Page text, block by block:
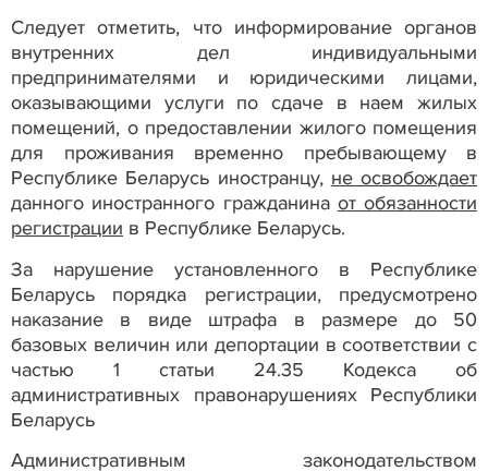
Следует отметить, что информирование органов
внутренних дел индивидуальными
предпринимателями и юридическими лицами,
оказывающими услуги по сдаче в наем жилых
помещений, о предоставлении жилого помещения
для проживания временно пребывающему в
Республике Беларусь иностранцу, не освобождает
данного иностранного гражданина от обязанности
регистрации в Республике Беларусь.
За нарушение установленного в Республике
Беларусь порядка регистрации, предусмотрено
наказание в виде штрафа в размере до 50
базовых величин или депортации в соответствии с
частью 1 статьи 24.35 Кодекса об
административных правонарушениях Республики
Беларусь
Административным законодательством